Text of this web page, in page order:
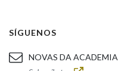
SÍGUENOS
NOVAS DA ACADEMIA